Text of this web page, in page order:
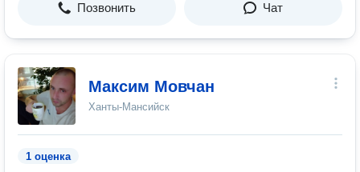
Позвонить Чат
Максим Мовчан
Ханты-Мансийск
1 оценка